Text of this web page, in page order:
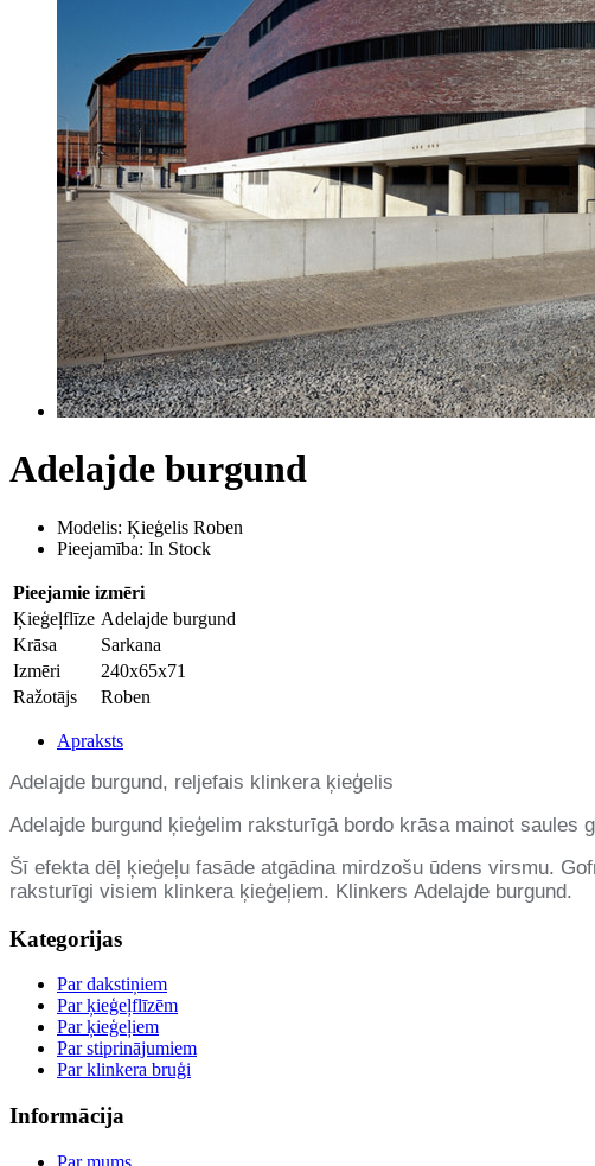
Adelajde burgund
Modelis: Ķieģelis Roben
Pieejamība: In Stock
Pieejamie izmēri
Ķieģeļflīze Adelajde burgund
Krāsa
Sarkana
Izmēri
240x65x71
Ražotājs
Roben
Apraksts
Adelajde burgund, reljefais klinkera ķieģelis
Adelajde burgund ķieģelim raksturīgā bordo krāsa mainot saules
Šī efekta dēļ ķieģeļu fasāde atgādina mirdzošu ūdens virsmu.
raksturīgi visiem klinkera ķieģeļiem. Klinkers Adelajde burgund.
Kategorijas
Par dakstiņiem
Par ķieģeļflīzēm
Par ķieģeļiem
Par stiprinājumiem
Par klinkera bruģi
Informācija
Par mums